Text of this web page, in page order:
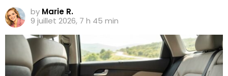
by Marie R.
9 juillet 2026, 7 h 45 min